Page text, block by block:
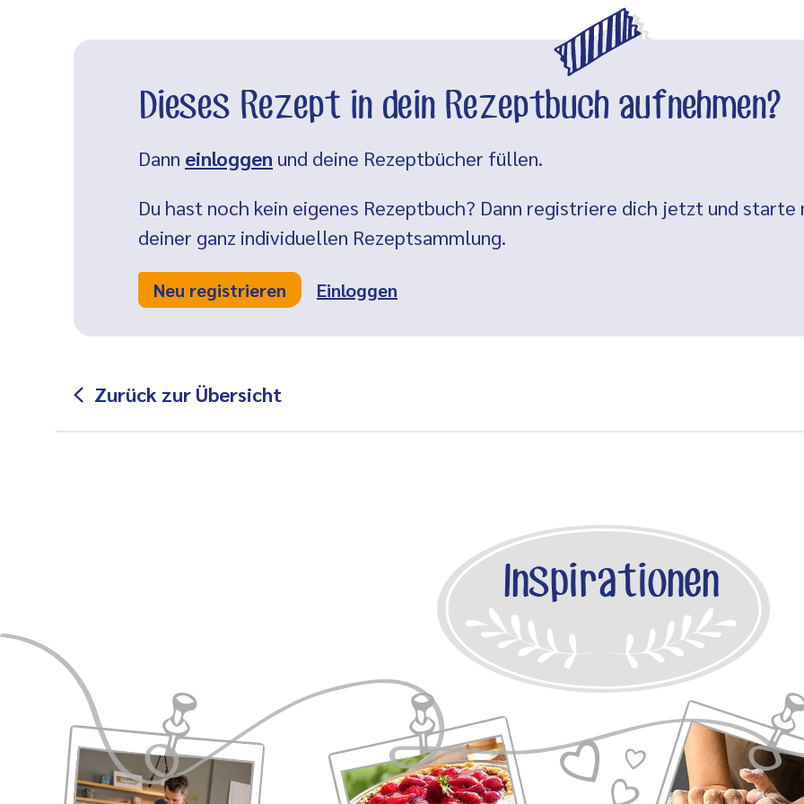
Dieses Rezept in dein Rezeptbuch aufnehmen?
Dann einloggen und deine Rezeptbücher füllen.
Du hast noch kein eigenes Rezeptbuch? Dann registriere dich jetzt und starte
deiner ganz individuellen Rezeptsammlung.
Neu registrieren Einloggen
Zurück zur Übersicht
Inspirationen